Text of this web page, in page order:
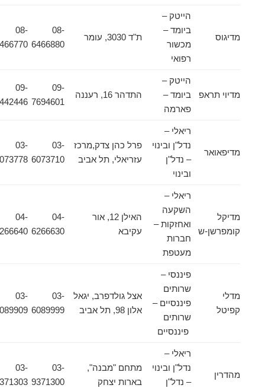
מדיגוס
הייטק –
ביומד –
מכשור
רפואי
6466880
6466770
מדיוי תראפ
הייטק –
ביומד –
פארמה
התדהר 16, רעננה
7694601
7442446
מדיפאואר
ריאלי –
נדל"ן ובינוי
– נדל"ן
ובינוי
פרל כהן צדק,מרכז
עזריאלי, תל אביב
03-
6073710
6073778
מדיקל
קומפרשן-ש
ריאלי –
השקעה
ואחזקות –
חברות
מעטפת
האילן 12, אור
עקיבא
6266630
6266640
מדלי
קפיטל
פיננסי –
שרותים
פיננסיים –
שרותים
פיננסיים
אצל גולדפרב, יגאל
אלון 98, תל אביב
03-
6089999
6089909
מהדרין
ריאלי –
נדל"ן ובינוי
– נדל"ן
מתחם "מבנה",
בארות יצחק
9371300
9371303